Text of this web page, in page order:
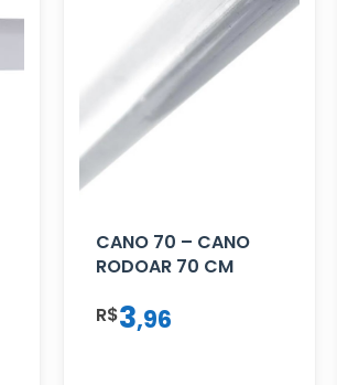
CANO 70 – CANO
RODOAR 70 CM
R$3,96